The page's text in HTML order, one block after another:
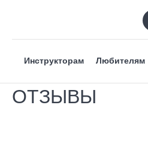
Инструкторам Любителям
ОТЗЫВЫ